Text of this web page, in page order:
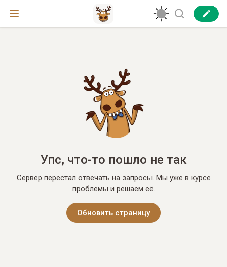
Упс, что-то пошло не так
Сервер перестал отвечать на запросы. Мы уже в курсе
проблемы и решаем её.
Обновить страницу